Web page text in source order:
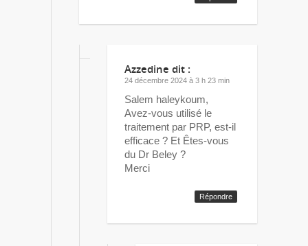
Azzedine dit :
24 décembre 2024 à 3 h 23 min
Salem haleykoum,
Avez-vous utilisé le
traitement par PRP, est-il
efficace ? Et Êtes-vous
du Dr Beley ?
Merci
Répondre